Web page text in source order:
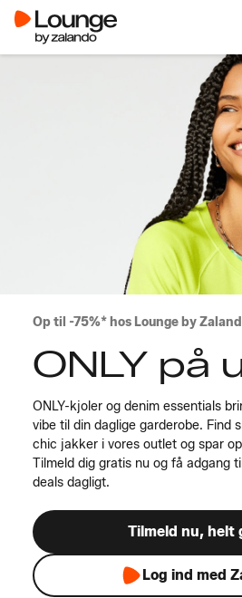
Op til -75%* hos Lounge by
ONLY på
ONLY-kjoler og denim essentials
vibe til din daglige garderobe. Find
chic jakker i vores outlet og spar
Tilmeld dig gratis nu og få adgang
deals dagligt.
Tilmeld nu, helt
Log ind med